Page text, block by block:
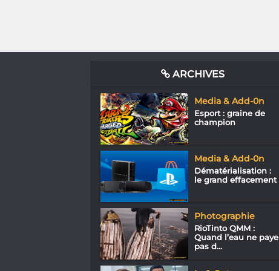
ARCHIVES
Media & Add-0n
Esport : graine de
champion
Media & Add-0n
Dématérialisation :
le grand effacement
Photographie
RioTinto QMM :
Quand l’eau ne paye
pas d...